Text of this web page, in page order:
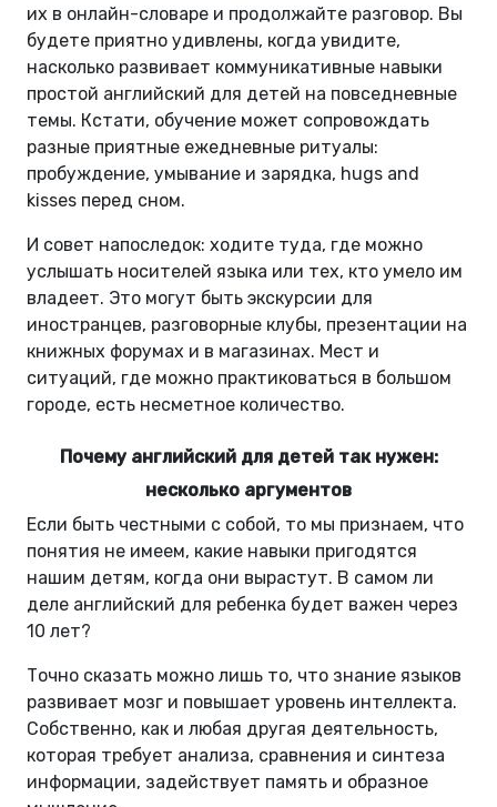
их в онлайн-словаре и продолжайте разговор. Вы
будете приятно удивлены, когда увидите,
насколько развивает коммуникативные навыки
простой английский для детей на повседневные
темы. Кстати, обучение может сопровождать
разные приятные ежедневные ритуалы:
пробуждение, умывание и зарядка, hugs and
kisses перед сном.
И совет напоследок: ходите туда, где можно
услышать носителей языка или тех, кто умело им
владеет. Это могут быть экскурсии для
иностранцев, разговорные клубы, презентации на
книжных форумах и в магазинах. Мест и
ситуаций, где можно практиковаться в большом
городе, есть несметное количество.
Почему английский для детей так нужен:
несколько аргументов
Если быть честными с собой, то мы признаем, что
понятия не имеем, какие навыки пригодятся
нашим детям, когда они вырастут. В самом ли
деле английский для ребенка будет важен через
10 лет?
Точно сказать можно лишь то, что знание языков
развивает мозг и повышает уровень интеллекта.
Собственно, как и любая другая деятельность,
которая требует анализа, сравнения и синтеза
информации, задействует память и образное